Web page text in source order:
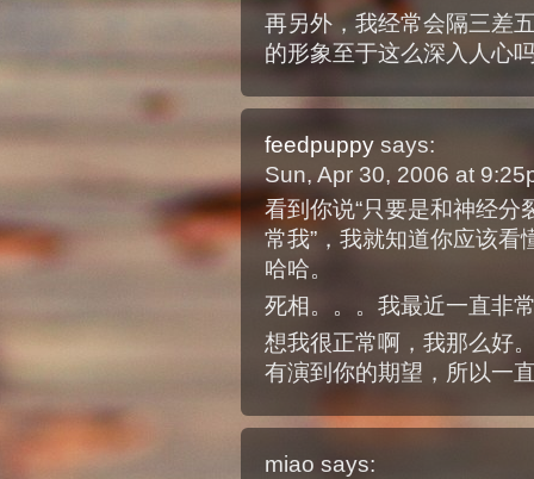
再另外，我经常会隔三差
的形象至于这么深入人心
feedpuppy says:
Sun, Apr 30, 2006 at
看到你说“只要是和神经分
常我”，我就知道你应该
哈哈。
死相。。。我最近一直非
想我很正常啊，我那么好
有演到你的期望，所以一
miao says: